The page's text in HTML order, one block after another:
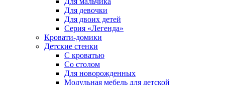
Для девочки
Для двоих детей
Серия «Легенда»
Кровати-домики
Детские стенки
С кроватью
Со столом
Для новорожденных
Модульная мебель для детской